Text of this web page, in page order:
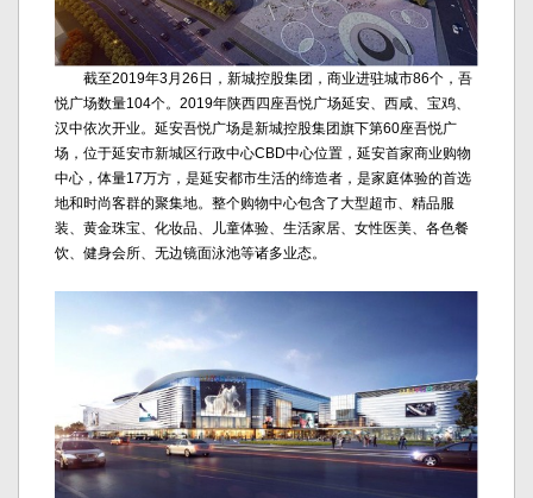
截至2019年3月26日，新城控股集团，商业进驻城市86个，吾
悦广场数量104个。2019年陕西四座吾悦广场延安、西咸、宝鸡、
汉中依次开业。延安吾悦广场是新城控股集团旗下第60座吾悦广
场，位于延安市新城区行政中心CBD中心位置，延安首家商业购物
中心，体量17万方，是延安都市生活的缔造者，是家庭体验的首选
地和时尚客群的聚集地。整个购物中心包含了大型超市、精品服
装、黄金珠宝、化妆品、儿童体验、生活家居、女性医美、各色餐
饮、健身会所、无边镜面泳池等诸多业态。